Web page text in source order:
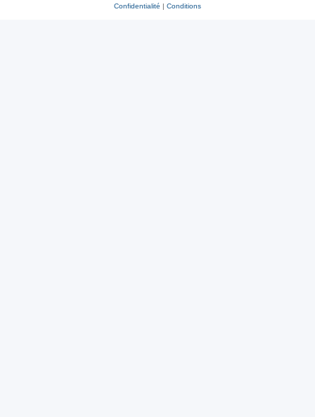
Confidentialité | Conditions